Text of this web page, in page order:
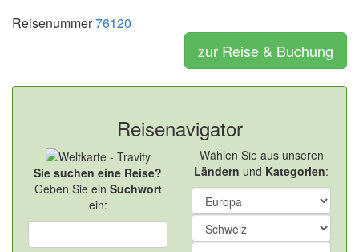
Reisenummer76120
zur Reise & Buchung
Reisenavigator
Sie suchen eine Reise?
Geben Sie ein Suchwort
ein:
Wählen Sie aus unseren
Ländern und Kategorien: